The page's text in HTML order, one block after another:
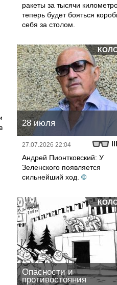
ракеты за тысячи
теперь будет бояться
себя за столом.
28 июля
27.07.2026 22:04
Андрей Пионтковский: У
Зеленского появляется
сильнейший ход. ©
Опасности и
противостояния